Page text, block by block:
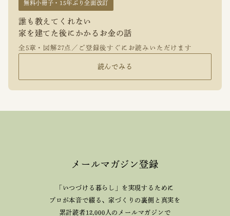
無料小冊子・15年ぶり全面改訂
誰も教えてくれない
家を建てた後にかかるお金の話
全5章・図解27点／ご登録後すぐにお読みいただけます
読んでみる
メールマガジン登録
「いつづける暮らし」を実現するために
プロが本音で綴る、家づくりの裏側と真実を
累計読者12,000人のメールマガジンで